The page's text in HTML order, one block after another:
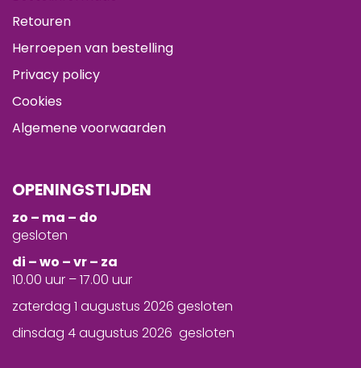
Retouren
Herroepen van bestelling
Privacy policy
Cookies
Algemene voorwaarden
OPENINGSTIJDEN
zo – ma – do
gesloten
di – wo – vr – za
10.00 uur – 17.00 uur
zaterdag 1 augustus 2026 gesloten
dinsdag 4 augustus 2026 gesloten